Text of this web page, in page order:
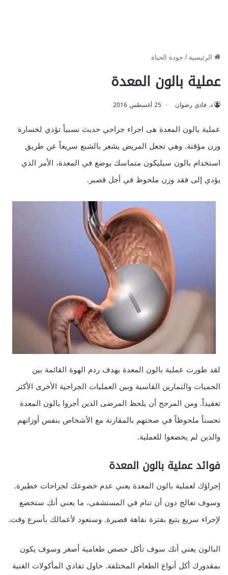
الرئيسية/جودة الحياة
عملية بالون المعدة
د. فادي رضوان 25 أغسطس 2016
عملية بالون المعدة هى اجراء جراحي حديث نسبياً تؤدي لخسارة
وزن مؤقتة. وهي تجعل المريض يشعر بالشبع سريعاً عن طريق
استخدام بالون سيليكون متماسك يوضع في المعدة، الأمر الذي
يؤدي إلى فقد وزن ملحوظ في أجل قصير.
لقد طورت عملية بالون المعدة بهدف ردم الهوة القائمة بين
الحميات والتمارين القاسية وبين العمليات الجراحية الأخرى الأكثر
تعقيداً. ومن المرجح أن يلحظ المرضى الذين أجروا بالون المعدة
تحسناً ملحوظاً في صحتهم بالمقارنة مع الأشخاص بنفس أوزانهم
والذين لم يخضعوا للعملية.
فوائد عملية بالون المعدة
إجراؤك لعملية بالون المعدة يعني عدم خضوعك لجراحات خطيرة.
وسوف تعالج دون أن تنام في المستشفى، ما يعني أنك ستخضع
لإجراء سريع يتبع بفترة نقاهة قصيرة. وستعود لأعمالك بأسرع وقت.
البالون يعني أنك سوف تأكل حصص طعامية أصغر وسوف يكون
بمقدورك أكل أنواع الطعام المختلفة. حاول تفادي المأكولات الغنية